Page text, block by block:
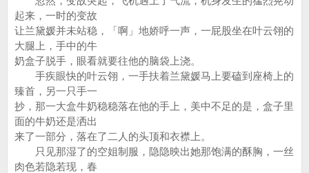
起来，一时的变故
让兰黛媛并未站稳，「啊」地娇呼一声，一屁股坐在叶云翎的
大腿上，手中的牛
奶盒子脱手，眼看就要往他的脑袋上浇。
手疾眼快的叶云翎，一手扶着兰黛媛马上要磕到座椅上的
臻首，另一只手一
抄，那一大盒牛奶稳稳落在他的手上，美中不足的是，盒子里
面的牛奶还是洒出
来了一部分，落在了二人的头顶和衣襟上。
只见那湿了的空姐制服，隐隐映出她那饱满的酥胸，一丝
肉色若隐若现，春